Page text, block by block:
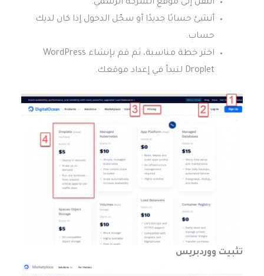
انتقل إلى موقع الشركة الرسمي.
أنشئ حسابًا جديدًا أو سجّل الدخول إذا كان لديك
حساب.
اختر خطة مناسبة، ثم قم بإنشاء WordPress
Droplet لتبدأ في إعداد موقعك.
تثبيت ووردبريس